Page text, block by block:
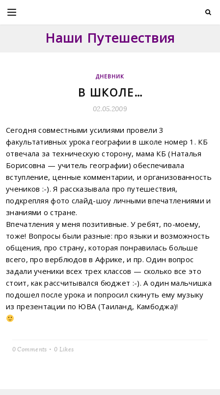
content
Наши Путешествия
ДНЕВНИК
В ШКОЛЕ…
02.05.2009
Сегодня совместными усилиями провели 3
факультативных урока географии в школе номер 1. КБ
отвечала за техническую сторону, мама КБ (Наталья
Борисовна — учитель географии) обеспечивала
вступление, ценные комментарии, и организованность
учеников :-). Я рассказывала про путешествия,
подкрепляя фото слайд-шоу личными впечатлениями и
знаниями о стране.
Впечатления у меня позитивные. У ребят, по-моему,
тоже! Вопросы были разные: про языки и возможность
общения, про страну, которая понравилась больше
всего, про верблюдов в Африке, и пр. Один вопрос
задали ученики всех трех классов — сколько все это
стоит, как рассчитывался бюджет :-). А один мальчишка
подошел после урока и попросил скинуть ему музыку
из презентации по ЮВА (Таиланд, Камбоджа)!
0 Comments 0 Likes